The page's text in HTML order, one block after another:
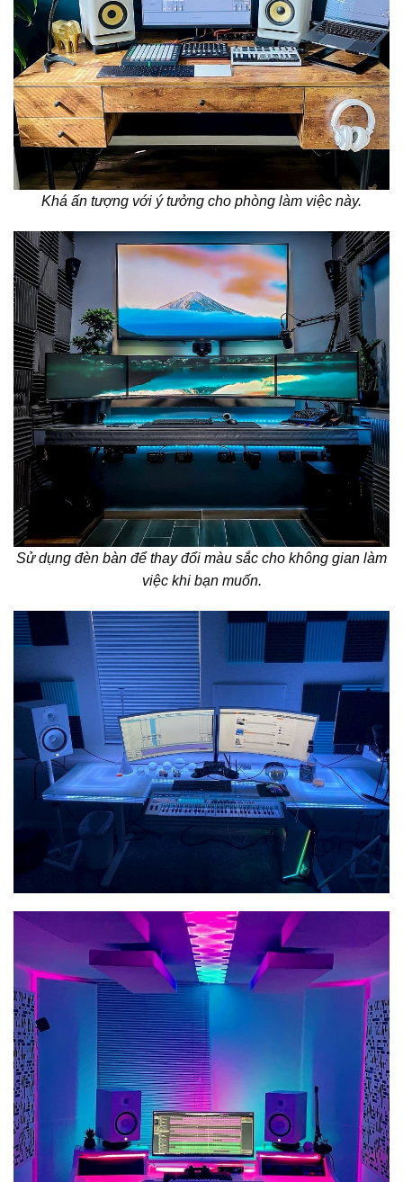
Khá ấn tượng với ý tưởng cho phòng làm việc này.
Sử dụng đèn bàn để thay đổi màu sắc cho không gian làm
việc khi bạn muốn.